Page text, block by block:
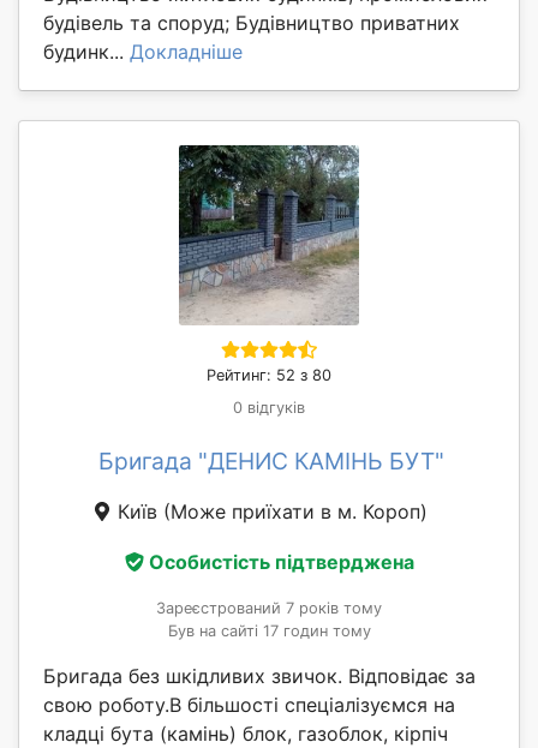
будівель та споруд; Будівництво приватних
будинк... Докладніше
Рейтинг: 52 з 80
0 відгуків
Бригада "ДЕНИС КАМІНЬ БУТ"
Київ (Може приїхати в м. Короп)
Особистість підтверджена
Зареєстрований 7 років тому
Був на сайті 17 годин тому
Бригада без шкідливих звичок. Відповідає за
свою роботу.В більшості спеціалізуємся на
кладці бута (камінь) блок, газоблок, кірпіч